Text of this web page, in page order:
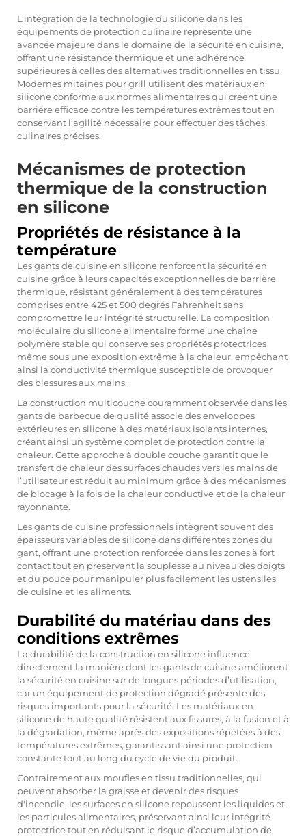
L’intégration de la technologie du silicone dans les
équipements de protection culinaire représente une
avancée majeure dans le domaine de la sécurité en cuisine,
offrant une résistance thermique et une adhérence
supérieures à celles des alternatives traditionnelles en tissu.
Modernes mitaines pour grill utilisent des matériaux en
silicone conforme aux normes alimentaires qui créent une
barrière efficace contre les températures extrêmes tout en
conservant l’agilité nécessaire pour effectuer des tâches
culinaires précises.
Mécanismes de protection
thermique de la construction
en silicone
Propriétés de résistance à la
température
Les gants de cuisine en silicone renforcent la sécurité en
cuisine grâce à leurs capacités exceptionnelles de barrière
thermique, résistant généralement à des températures
comprises entre 425 et 500 degrés Fahrenheit sans
compromettre leur intégrité structurelle. La composition
moléculaire du silicone alimentaire forme une chaîne
polymère stable qui conserve ses propriétés protectrices
même sous une exposition extrême à la chaleur, empêchant
ainsi la conductivité thermique susceptible de provoquer
des blessures aux mains.
La construction multicouche couramment observée dans les
gants de barbecue de qualité associe des enveloppes
extérieures en silicone à des matériaux isolants internes,
créant ainsi un système complet de protection contre la
chaleur. Cette approche à double couche garantit que le
transfert de chaleur des surfaces chaudes vers les mains de
l’utilisateur est réduit au minimum grâce à des mécanismes
de blocage à la fois de la chaleur conductive et de la chaleur
rayonnante.
Les gants de cuisine professionnels intègrent souvent des
épaisseurs variables de silicone dans différentes zones du
gant, offrant une protection renforcée dans les zones à fort
contact tout en préservant la souplesse au niveau des doigts
et du pouce pour manipuler plus facilement les ustensiles
de cuisine et les aliments.
Durabilité du matériau dans des
conditions extrêmes
La durabilité de la construction en silicone influence
directement la manière dont les gants de cuisine améliorent
la sécurité en cuisine sur de longues périodes d’utilisation,
car un équipement de protection dégradé présente des
risques importants pour la sécurité. Les matériaux en
silicone de haute qualité résistent aux fissures, à la fusion et à
la dégradation, même après des expositions répétées à des
températures extrêmes, garantissant ainsi une protection
constante tout au long du cycle de vie du produit.
Contrairement aux moufles en tissu traditionnelles, qui
peuvent absorber la graisse et devenir des risques
d'incendie, les surfaces en silicone repoussent les liquides et
les particules alimentaires, préservant ainsi leur intégrité
protectrice tout en réduisant le risque d’accumulation de